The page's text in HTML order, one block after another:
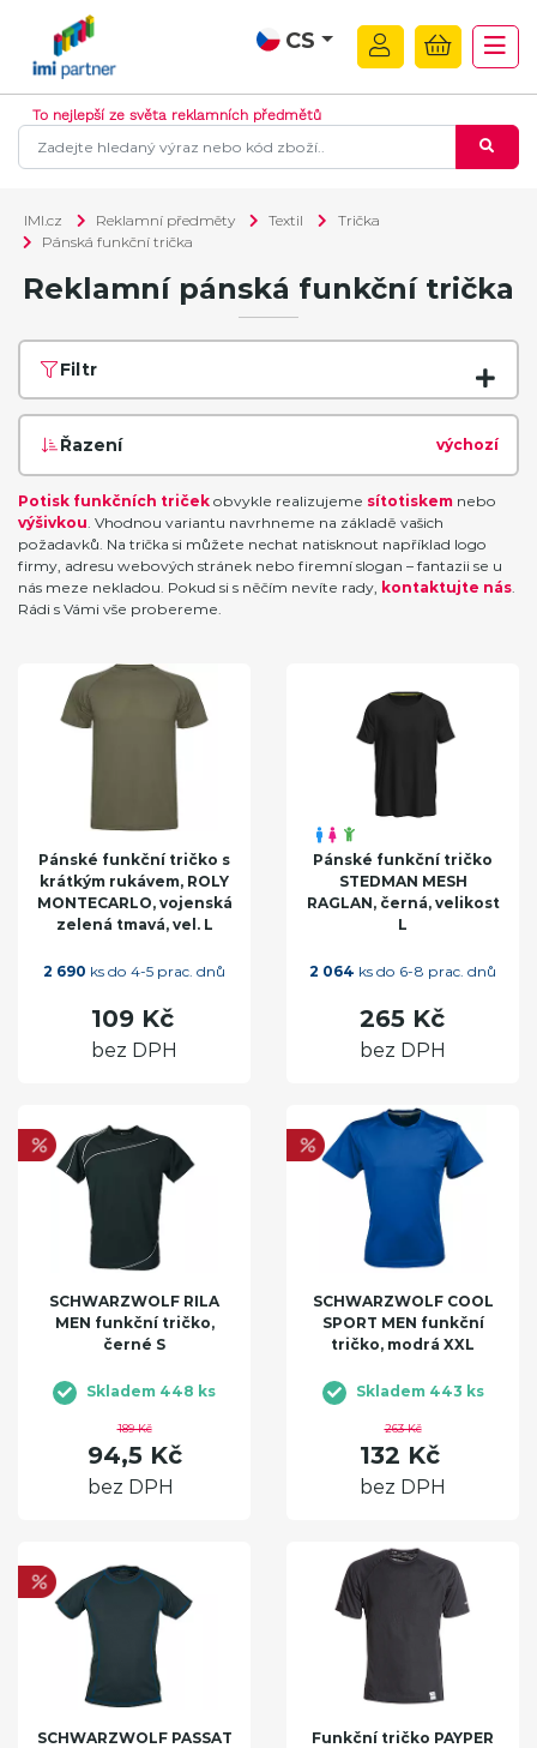
CS
To nejlepší ze světa reklamních předmětů
IMI.cz Reklamní předměty Textil
Trička
Pánská funkční trička
Reklamní pánská funkční trička
Filtr
Řazení výchozí
Potisk funkčních triček obvykle realizujeme sítotiskem nebo
výšivkou . Vhodnou variantu navrhneme na základě vašich
požadavků. Na trička si můžete nechat natisknout například logo
firmy, adresu webových stránek nebo firemní slogan – fantazii se u
nás meze nekladou. Pokud si s něčím nevíte rady, kontaktujte nás
Rádi s Vámi vše probereme.
Pánské funkční tričko s
krátkým rukávem, ROLY
MONTECARLO, vojenská
zelená tmavá, vel. L
2 690 ks do 4-5 prac. dnů
109 Kč
bez DPH
Pánské funkční tričko
STEDMAN MESH
RAGLAN, černá, velikost
L
2 064 ks do 6-8 prac. dnů
265 Kč
bez DPH
SCHWARZWOLF RILA
MEN funkční tričko,
černé S
Skladem 448 ks
189 Kč
94,5 Kč
bez DPH
SCHWARZWOLF COOL
SPORT MEN funkční
tričko, modrá XXL
Skladem 443 ks
263 Kč
132 Kč
bez DPH
SCHWARZWOLF PASSAT
Funkční tričko PAYPER